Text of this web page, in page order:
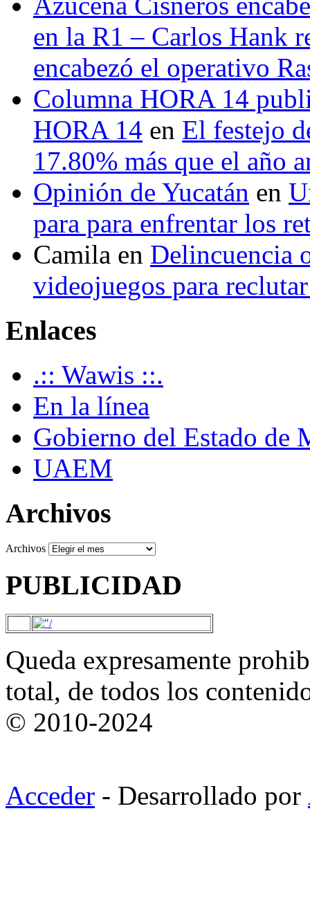
en la R1 – Carlos Hank
encabezó el operativo
Columna HORA 14
HORA 14 en El festejo
17.80% más que el año
Opinión de Yucatán en
para para enfrentar los
Camila en Delincuencia
videojuegos para
Enlaces
.:: Wawis ::.
En la línea
Gobierno del Estado de
UAEM
Archivos
Archivos
PUBLICIDAD
Queda expresamente
total, de todos los
© 2010-2024
Acceder - Desarrollado por